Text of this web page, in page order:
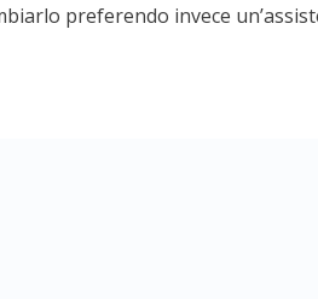
preferendo invece